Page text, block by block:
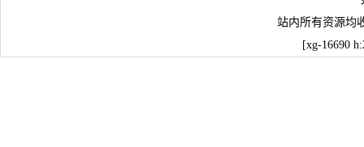
站内所有资源均
[xg-16690